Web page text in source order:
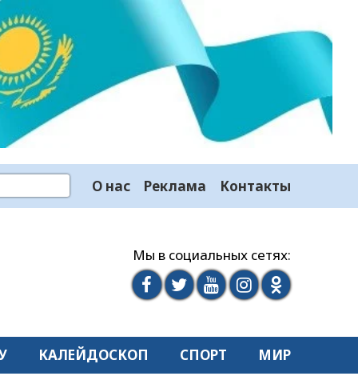
О нас Реклама Контакты
Мы в социальных сетях:
КАЛЕЙДОСКОП СПОРТ МИР